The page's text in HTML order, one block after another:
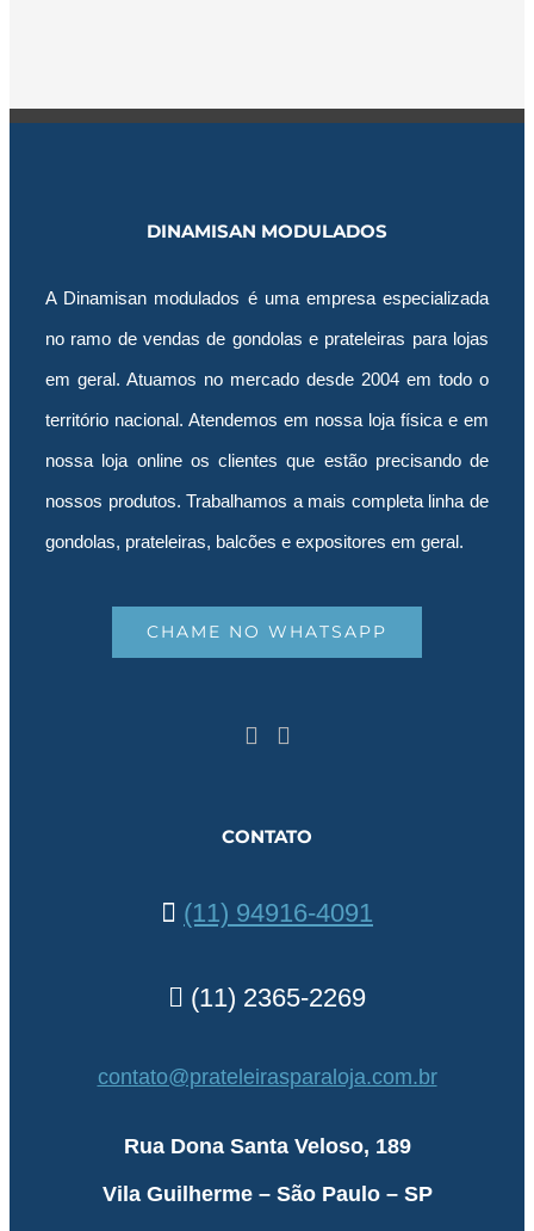
DINAMISAN MODULADOS
A Dinamisan modulados é uma empresa especializada
no ramo de vendas de gondolas e prateleiras para lojas
em geral. Atuamos no mercado desde 2004 em todo o
território nacional. Atendemos em nossa loja física e em
nossa loja online os clientes que estão precisando de
nossos produtos. Trabalhamos a mais completa linha de
gondolas, prateleiras, balcões e expositores em geral.
CHAME NO WHATSAPP
CONTATO
(11) 94916-4091
(11) 2365-2269
contato@prateleirasparaloja.com.br
Rua Dona Santa Veloso, 189
Vila Guilherme – São Paulo – SP